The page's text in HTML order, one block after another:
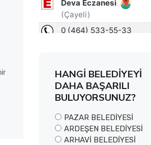
HANGİ BELEDİYEYİ
DAHA BAŞARILI
BULUYORSUNUZ?
PAZAR BELEDİYESİ
ARDEŞEN BELEDİYESİ
ARHAVİ BELEDİYESİ